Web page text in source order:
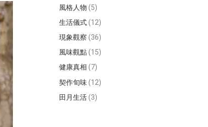
風格人物 (5)
生活儀式(12)
現象觀察 (36)
風味觀點(15)
健康真相 (7)
契作旬味(12)
田月生活(3)